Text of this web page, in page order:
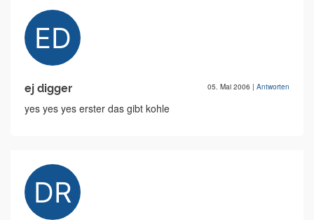
ej digger 05. Mai 2006 | Antworten
yes yes yes erster das gibt kohle